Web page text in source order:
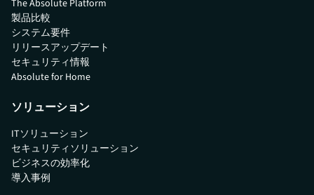
The Absolute Platform
製品比較
システム要件
リリースアップデート
セキュリティ情報
Absolute for Home
ソリューション
ITソリューション
セキュリティソリューション
ビジネスの効率化
導入事例